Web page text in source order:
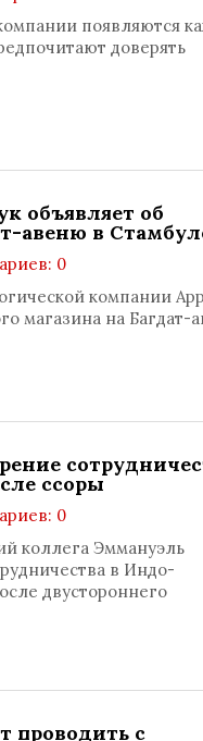
появляются
доверять
объявляет об
авеню в
0
компании
магазина на Багдат-
ссоры
0
коллега Эммануэль
в Индо-
двустороннего
проводить с